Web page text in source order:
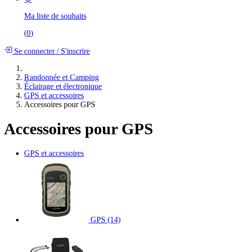
Ma liste de souhaits
(0)
Se connecter/S'inscrire
Randonnée et Camping
Éclairage et électronique
GPS et accessoires
Accessoires pour GPS
Accessoires pour GPS
GPS et accessoires
GPS (14)